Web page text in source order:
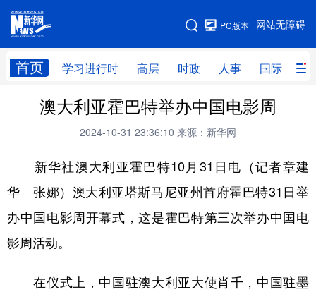
网站无障碍
PC版本
首页 学习进行时 高层 时政 人事 国际 财
网站地图
学习进行时 高层 时政 人事
财经 网评
台湾 思客智库 全球连线 教育
科技 科创 量子 体育
文化 书画 健康 军事
法律 中央文件 金融 汽车
澳大利亚霍巴特举办中国电影周
2024-10-31 23:36:10 来源：新华网
新华社澳大利亚霍巴特10月31日电（记者章建
华 张娜）澳大利亚塔斯马尼亚州首府霍巴特31日举
办中国电影周开幕式，这是霍巴特第三次举办中国电
影周活动。
在仪式上，中国驻澳大利亚大使肖千，中国驻墨